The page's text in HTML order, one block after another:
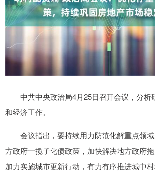
中共中央政治局4月25日召开会议，分析
和经济工作。
会议指出，要持续用力防范化解重点领域
方政府一揽子化债政策，加快解决地方政府拖
加力实施城市更新行动，有力有序推进城中